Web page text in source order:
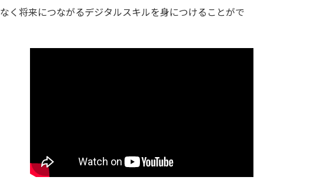
く将来につながるデジタルスキルを身につけることがで